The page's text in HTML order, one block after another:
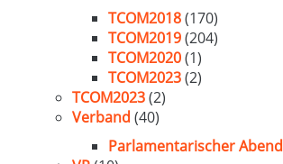
TCOM2018(170)
TCOM2019(204)
TCOM2020(1)
TCOM2023(2)
TCOM2023(2)
Verband (40)
Parlamentarischer Abend